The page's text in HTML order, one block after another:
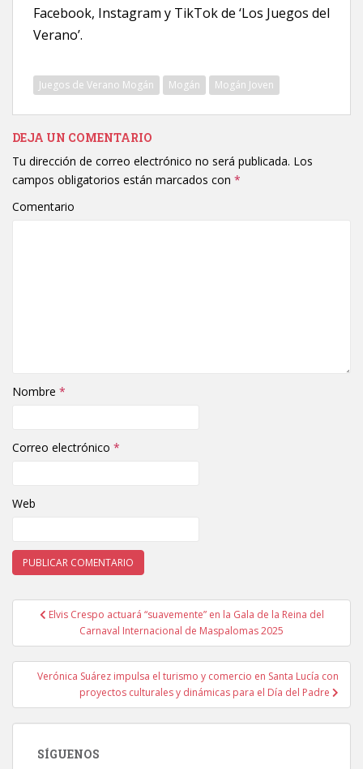
Facebook, Instagram y TikTok de ‘Los Juegos del
Verano’.
Juegos de Verano Mogán Mogán Mogán Joven
DEJA UN COMENTARIO
Tu dirección de correo electrónico no será publicada. Los
campos obligatorios están marcados con *
Comentario
Nombre *
Correo electrónico *
Web
Navegación de entradas
Elvis Crespo actuará “suavemente” en la Gala de la Reina del
Carnaval Internacional de Maspalomas 2025
Verónica Suárez impulsa el turismo y comercio en Santa Lucía con
proyectos culturales y dinámicas para el Día del Padre
SÍGUENOS